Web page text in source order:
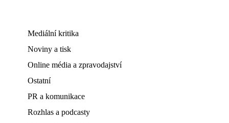
Mediální kritika
Noviny a tisk
Online média a zpravodajství
Ostatní
PR a komunikace
Rozhlas a podcasty